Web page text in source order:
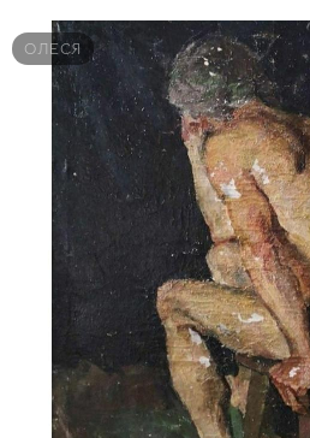
ОЛЕСЯ